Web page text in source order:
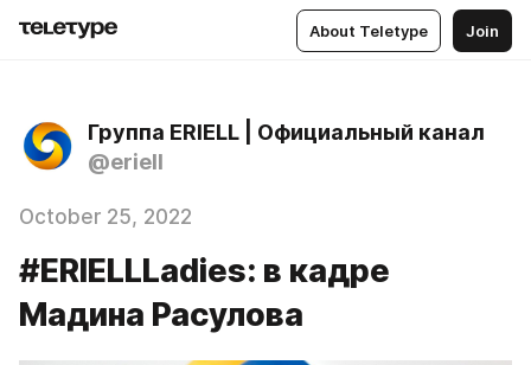
About Teletype Join
Группа ERIELL | Официальный канал
@eriell
October 25, 2022
#ERIELLLadies: в кадре
Мадина Расулова